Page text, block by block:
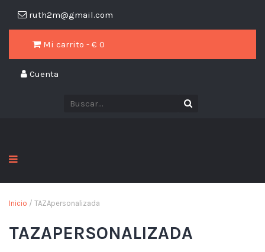
ruth2m@gmail.com
Mi carrito - € 0
Cuenta
Inicio / TAZApersonalizada
TAZAPERSONALIZADA